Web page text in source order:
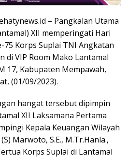
– Pangkalan Utama
XII memperingati Hari
75 Korps Suplai TNI Angkatan
di VIP Room Mako Lantamal
17, Kabupaten Mempawah,
(01/09/2023).
hangat tersebut dipimpin
XII Laksamana Pertama
Kepala Keuangan Wilayah
Marwoto, S.E., M.Tr.Hanla.,
Korps Suplai di Lantamal